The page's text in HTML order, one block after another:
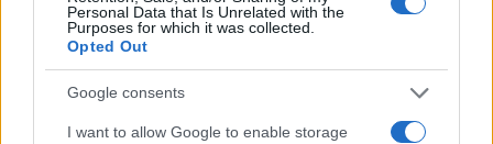
Personal Data that Is Unrelated with the
Purposes for which it was collected.
Opted Out
Google consents
I want to allow Google to enable storage
Siamo pronti a vigilare, a tutelare l’onore delle nostre
forze armate, o ci limiteremo a commentare da un
divano, come spesso accade? Il dibattito è aperto, e
voi da che parte state?